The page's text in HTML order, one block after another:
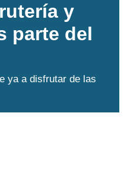
y
parte del
ya a disfrutar de las